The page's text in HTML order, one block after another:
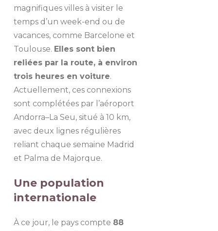
magnifiques villes à visiter le
temps d’un week-end ou de
vacances, comme Barcelone et
Toulouse. Elles sont bien
reliées par la route, à environ
trois heures en voiture.
Actuellement, ces connexions
sont complétées par l’aéroport
Andorra–La Seu, situé à 10 km,
avec deux lignes régulières
reliant chaque semaine Madrid
et Palma de Majorque.
Une population
internationale
À ce jour, le pays compte 88